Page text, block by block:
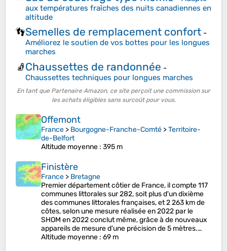
aux températures fraîches des nuits canadiennes en
altitude
👣Semelles de remplacement confort -
Améliorez le soutien de vos bottes pour les longues
marches
🧦Chaussettes de randonnée -
Chaussettes techniques pour longues marches
En tant que Partenaire Amazon, ce site perçoit une commission sur
les achats éligibles sans surcoût pour vous.
Offemont
France > Bourgogne-Franche-Comté >Territoire-
de-Belfort
Altitude moyenne : 395 m
Finistère
France > Bretagne
Premier département côtier de France, il compte 117
communes littorales sur 282, soit plus d'un dixième
des communes littorales françaises, et 2 263 km de
côtes, selon une mesure réalisée en 2022 par le
SHOM en 2022 conclut même, grâce à de nouveaux
appareils de mesure d'une précision de 5 mètres.…
Altitude moyenne : 69 m